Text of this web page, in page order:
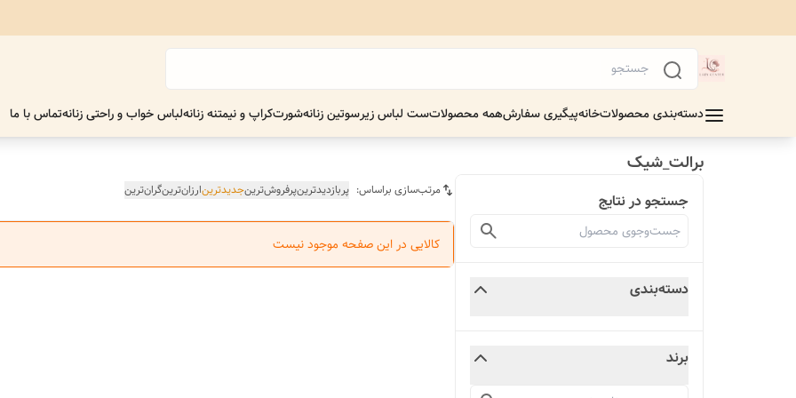
دسته‌بندی محصولاتخانهپیگیری سفارشهمه محصولاتست لباس زیرسوتین زنانهشورتکراپ و نیمتنه زنانهلباس خواب و راحتی زنانهتماس با ما
برالت_شیک
جستجو در نتایج
دسته‌بندی
برند
مرتب‌سازی براساس: پربازدیدترینپرفروش‌ترینجدیدترینارزان‌ترینگران‌ترین
کالایی در این صفحه موجود نیست